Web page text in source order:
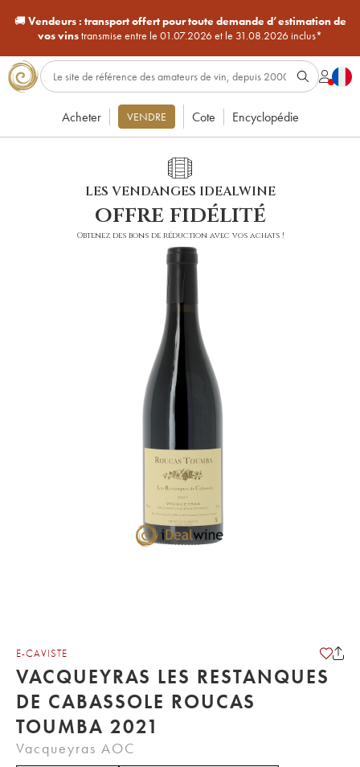
🚚Vendeurs : transport offert pour toute demande d’estimation de
vos vinstransmise entre le 01.07.2026 et le 31.08.2026 inclus*
Acheter VENDRE Cote Encyclopédie
LES VENDANGES IDEALWINE
offre fidélité
Obtenez des bons de réduction avec vos achats !
E-CAVISTE
VACQUEYRAS LES RESTANQUES
DE CABASSOLE ROUCAS
TOUMBA 2021
Vacqueyras AOC